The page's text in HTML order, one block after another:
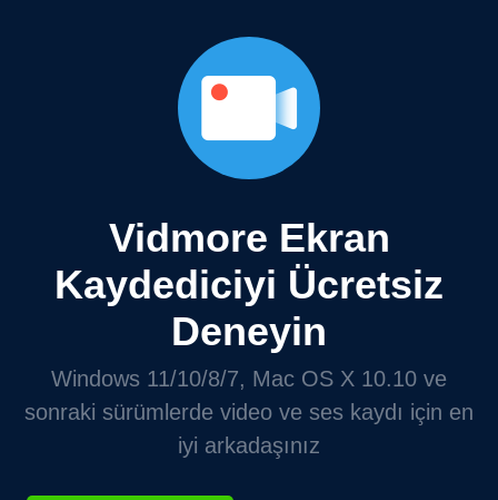
Vidmore Ekran
Kaydediciyi Ücretsiz
Deneyin
Windows 11/10/8/7, Mac OS X 10.10 ve
sonraki sürümlerde video ve ses kaydı için en
iyi arkadaşınız